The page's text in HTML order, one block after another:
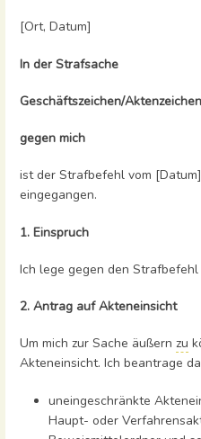
[Ort, Datum]
In der Strafsache
Geschäftszeichen/
gegen mich
ist der Strafbefehl vom
eingegangen.
1. Einspruch
Ich lege gegen den
2. Antrag auf Akteneinsicht
Um mich zur Sache äußern zu
Akteneinsicht. Ich beantrage
uneingeschränkte
Haupt- oder